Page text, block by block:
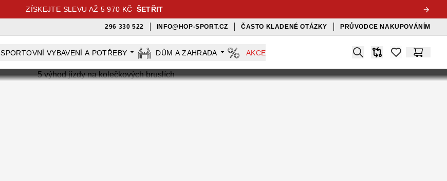
ZÍSKEJTE SLEVU AŽ 5 970 KČ ŠETŘIT
296 330 522 INFO@HOP-SPORT.CZ ČASTO KLADENÉ OTÁZKY PRŮVODCE NAKUPOVÁNÍM
SPORTOVNÍ VYBAVENÍ A POTŘEBY DŮM A ZAHRADA AKCE Search
Srovnávačitems inKošík